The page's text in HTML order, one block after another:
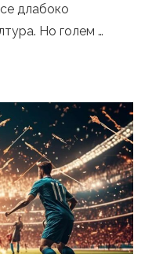
длабоко
Но голем …